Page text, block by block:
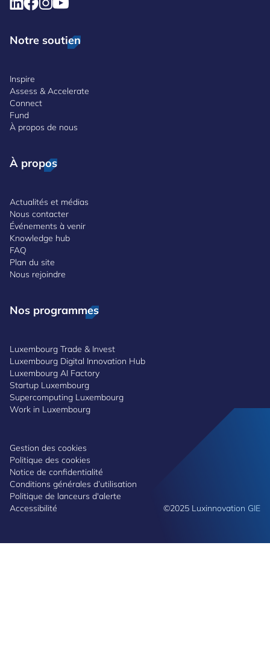
Notre soutien
Inspire
Assess & Accelerate
Connect
Fund
À propos de nous
À propos
Actualités et médias
Nous contacter
Événements à venir
Knowledge hub
FAQ
Plan du site
Nous rejoindre
Nos programmes
Luxembourg Trade & Invest
Luxembourg Digital Innovation Hub
Luxembourg AI Factory
Startup Luxembourg
Supercomputing Luxembourg
Work in Luxembourg
Gestion des cookies
Politique des cookies
Notice de confidentialité
Conditions générales d’utilisation
Politique de lanceurs d'alerte
Accessibilité
©2025 Luxinnovation GIE